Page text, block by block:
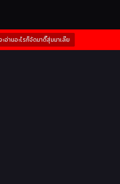
ะอ่านอะไรก็จัดมาดิ๊สุ่มมาเล๊ย